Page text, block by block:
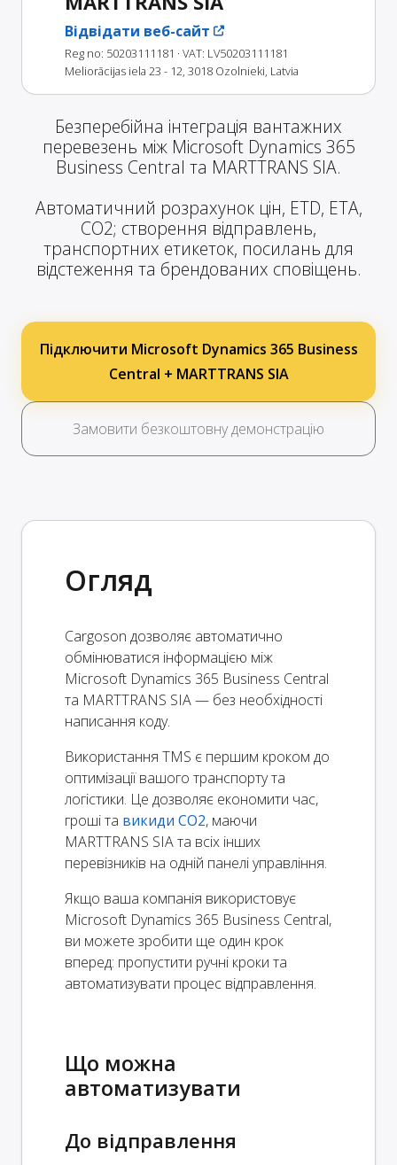
Відвідати веб-сайт
Reg no: 50203111181 · VAT: LV50203111181
Meliorācijas iela 23 - 12, 3018 Ozolnieki, Latvia
Безперебійна інтеграція вантажних
перевезень між Microsoft Dynamics 365
Business Central та MARTTRANS SIA.
Автоматичний розрахунок цін, ETD, ETA,
CO2; створення відправлень,
транспортних етикеток, посилань для
відстеження та брендованих сповіщень.
Підключити Microsoft Dynamics 365 Business
Central + MARTTRANS SIA
Замовити безкоштовну демонстрацію
Огляд
Cargoson дозволяє автоматично
обмінюватися інформацією між
Microsoft Dynamics 365 Business Central
та MARTTRANS SIA — без необхідності
написання коду.
Використання TMS є першим кроком до
оптимізації вашого транспорту та
логістики. Це дозволяє економити час,
гроші та викиди CO2, маючи
MARTTRANS SIA та всіх інших
перевізників на одній панелі управління.
Якщо ваша компанія використовує
Microsoft Dynamics 365 Business Central,
ви можете зробити ще один крок
вперед: пропустити ручні кроки та
автоматизувати процес відправлення.
Що можна
автоматизувати
До відправлення